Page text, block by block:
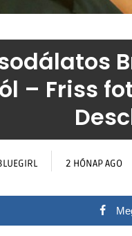
– Friss
2 HÓNAP AGO